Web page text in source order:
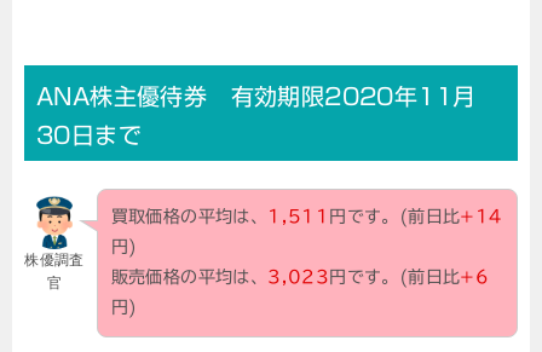
ANA株主優待券 有効期限2020年11月
30日まで
株優調査
官
買取価格の平均は、 1,511 円です。(前日比+14
円)
販売価格の平均は、 3,023 円です。(前日比+6
円)